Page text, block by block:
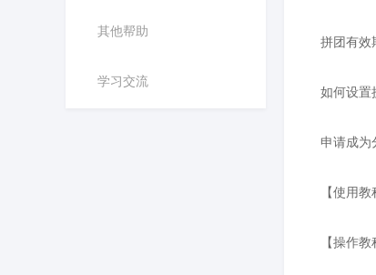
其他帮助
学习交流
拼团有效
如何设置
申请成为
【使用
【操作